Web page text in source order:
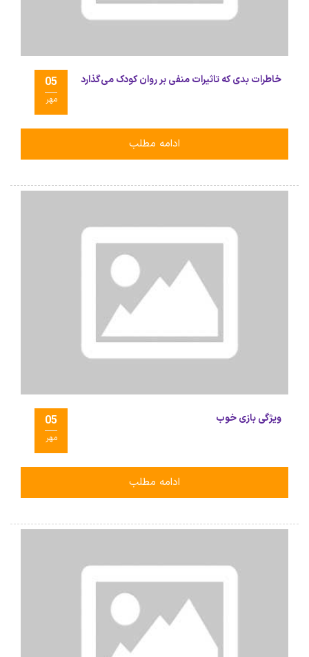
05
مهر
خاطرات بدی که تاثیرات منفی بر روان کودک می‌گذارد
ادامه مطلب
05
مهر
ویژگی بازی خوب
ادامه مطلب